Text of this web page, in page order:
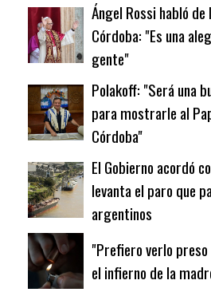
Ángel Rossi habló
Córdoba: "Es una
gente"
Polakoff: "Será una
para mostrarle al
Córdoba"
El Gobierno acordó
levanta el paro que
argentinos
"Prefiero verlo
el infierno de la